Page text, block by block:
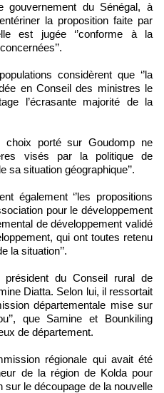
gouvernement du Sénégal, à
la proposition faite par
est jugée ‘’conforme à la
considèrent que ‘’la
en Conseil des ministres le
l’écrasante majorité de la
choix porté sur Goudomp ne
visés par la politique de
situation géographique’’.
également ‘’les propositions
pour le développement
de développement validé
qui ont toutes retenu
la situation’’.
du Conseil rural de
Diatta. Selon lui, il ressortait
départementale mise sur
que Samine et Bounkiling
de département.
régionale qui avait été
de la région de Kolda pour
sur le découpage de la nouvelle